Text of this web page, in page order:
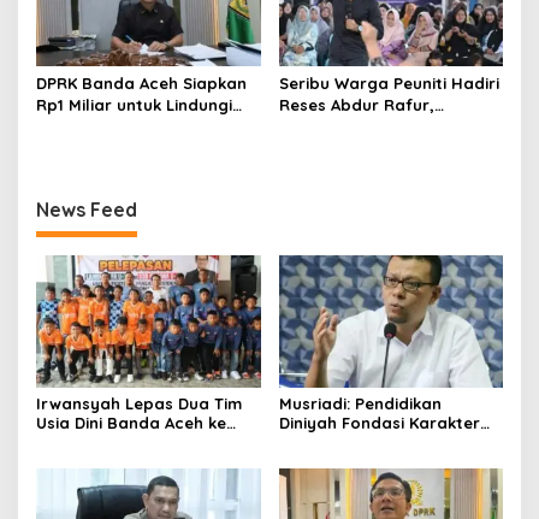
DPRK Banda Aceh Siapkan
Rp1 Miliar untuk Lindungi
Seribu Warga Peuniti Hadiri
Reses Abdur Rafur,
News Feed
Irwansyah Lepas Dua Tim
Usia Dini Banda Aceh ke
Musriadi: Pendidikan
Diniyah Fondasi Karakter